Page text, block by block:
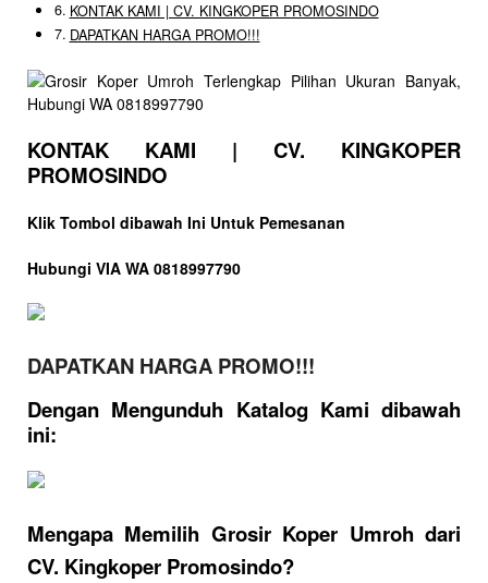
KONTAK KAMI | CV. KINGKOPER PROMOSINDO
DAPATKAN HARGA PROMO!!!
KONTAK KAMI | CV. KINGKOPER
PROMOSINDO
Klik Tombol dibawah Ini Untuk Pemesanan
Hubungi VIA WA 0818997790
DAPATKAN HARGA PROMO!!!
Dengan Mengunduh Katalog Kami dibawah
ini:
Mengapa Memilih Grosir Koper Umroh dari
CV. Kingkoper Promosindo?